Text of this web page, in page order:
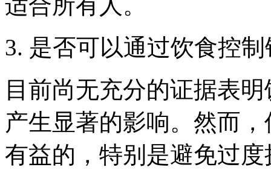
3. 是否可以通过饮食控
目前尚无充分的证据表
产生显著的影响。然而
有益的，特别是避免过